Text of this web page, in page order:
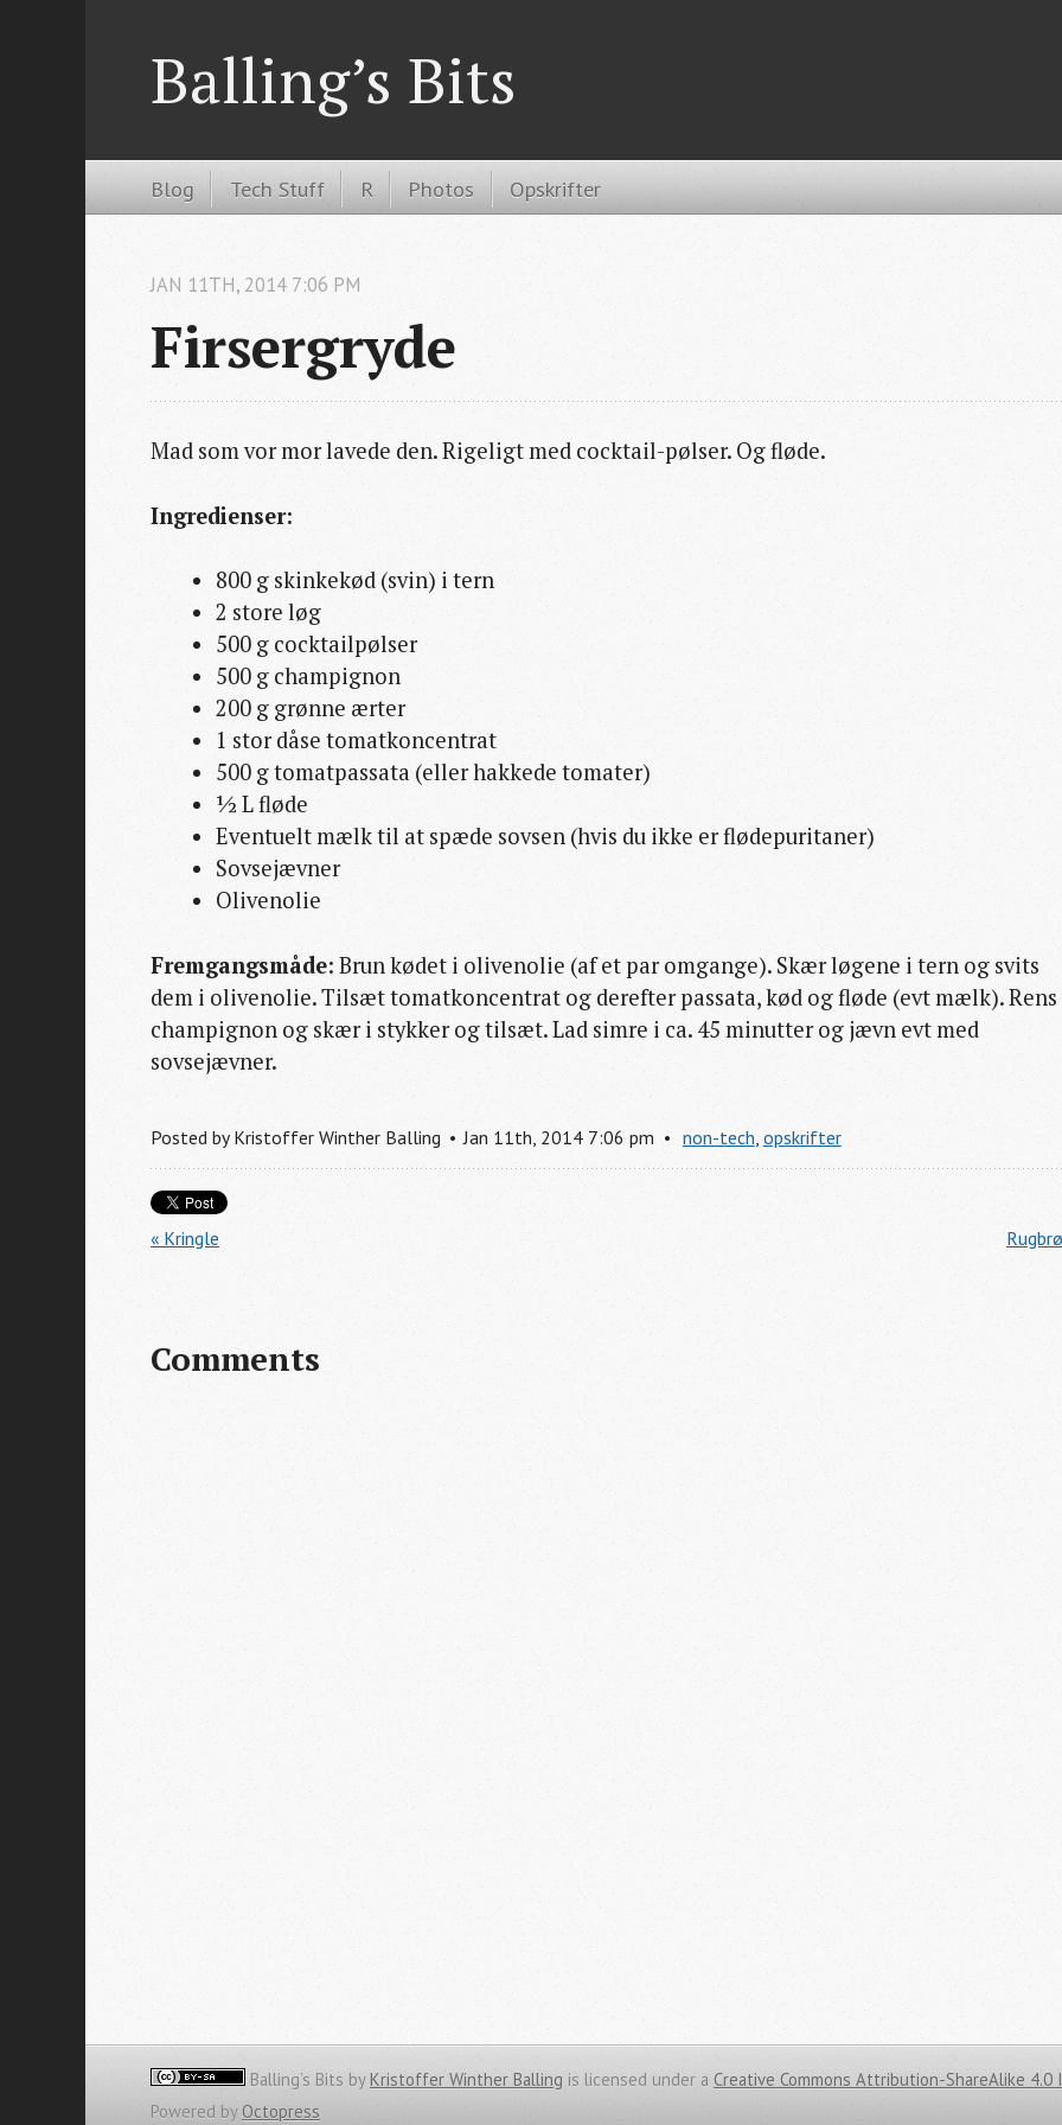
Balling’s Bits
Blog Tech Stuff R Photos Opskrifter
Firsergryde
JAN 11TH, 2014 7:06 PM
Mad som vor mor lavede den. Rigeligt med cocktail-pølser. Og fløde.
Ingredienser:
800 g skinkekød (svin) i tern
2 store løg
500 g cocktailpølser
500 g champignon
200 g grønne ærter
1 stor dåse tomatkoncentrat
500 g tomatpassata (eller hakkede tomater)
½ L fløde
Eventuelt mælk til at spæde sovsen (hvis du ikke er flødepuritaner)
Sovsejævner
Olivenolie
Fremgangsmåde: Brun kødet i olivenolie (af et par omgange). Skær løgene i tern og svits
dem i olivenolie. Tilsæt tomatkoncentrat og derefter passata, kød og fløde (evt mælk). Rens
champignon og skær i stykker og tilsæt. Lad simre i ca. 45 minutter og jævn evt med
sovsejævner.
Posted by Kristoffer Winther Balling Jan 11th 2014 7:06 pm non-tech opskrifter
« Kringle
Comments
Balling’s Bits byKristoffer Winther Balling is licensed under a Creative Commons Attribution-ShareAlike
Powered by Octopress